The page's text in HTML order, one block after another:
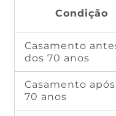
Condição
Casamento
dos 70 anos
Casamento
70 anos